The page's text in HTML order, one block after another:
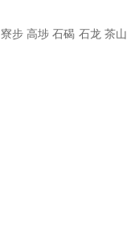
寮步 高埗 石碣 石龙 茶山